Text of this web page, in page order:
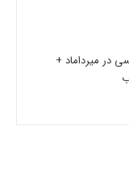
در میرداماد +